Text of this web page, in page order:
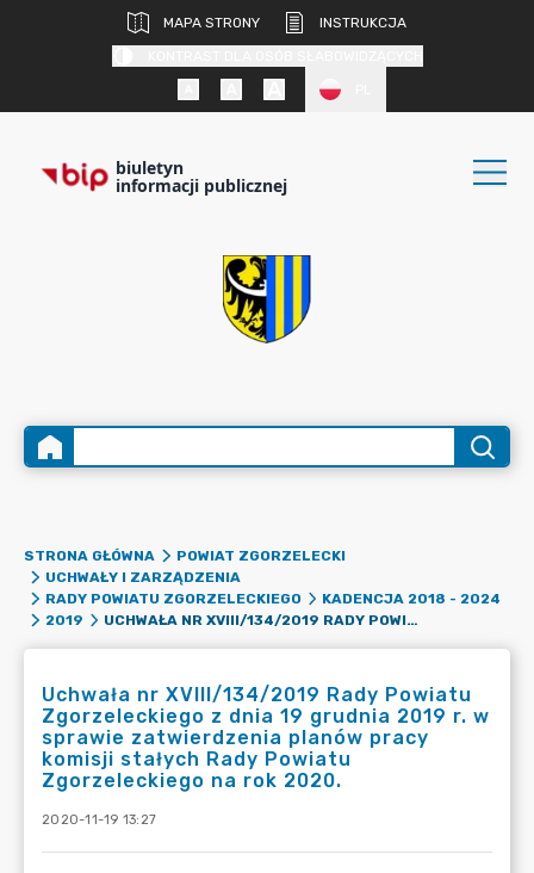
MAPA STRONY
INSTRUKCJA
biuletyn
informacji publicznej
STRONA GŁÓWNA
POWIAT ZGORZELECKI
UCHWAŁY I ZARZĄDZENIA
RADY POWIATU ZGORZELECKIEGO
KADENCJA 2018 - 2024
2019
UCHWAŁA NR XVIII/134/2019 RADY POWIATU ZGORZELECKIEGO Z DNIA 19 GRUDNIA 2019 R. W SPRAWIE ZATWIERDZENIA PLANÓW PRACY KOMISJI STAŁYCH RADY POWIATU ZGORZELECKIEGO NA ROK 2020.
Uchwała nr XVIII/134/2019 Rady Powiatu
Zgorzeleckiego z dnia 19 grudnia 2019 r. w
sprawie zatwierdzenia planów pracy
komisji stałych Rady Powiatu
Zgorzeleckiego na rok 2020.
2020-11-19 13:27